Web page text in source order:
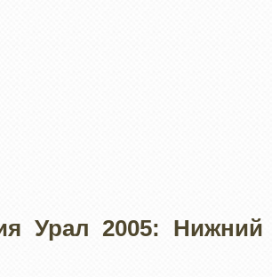
Урал 2005: Нижний